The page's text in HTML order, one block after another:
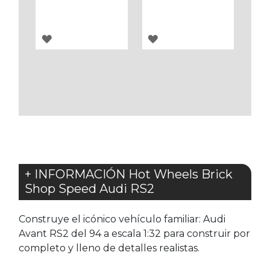
AGREGAR
AGREGAR
+ INFORMACIÓN Hot Wheels Brick
Shop Speed Audi RS2
Construye el icónico vehículo familiar: Audi
Avant RS2 del 94 a escala 1:32 para construir por
completo y lleno de detalles realistas.